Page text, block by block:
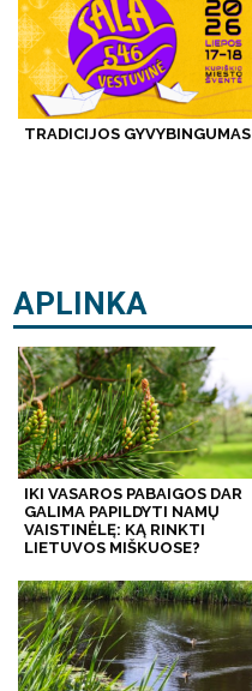
TRADICIJOS GYVYBINGUMAS
APLINKA
IKI VASAROS PABAIGOS DAR
GALIMA PAPILDYTI NAMŲ
VAISTINĖLĘ: KĄ RINKTI
LIETUVOS MIŠKUOSE?